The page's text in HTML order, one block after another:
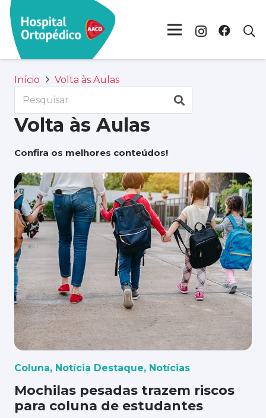
Início Volta às Aulas
Volta às Aulas
Confira os melhores conteúdos!
Coluna, Notícia Destaque, Notícias
Mochilas pesadas trazem riscos
para coluna de estudantes